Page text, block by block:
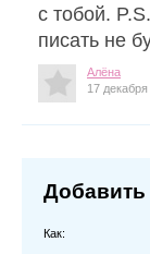
с тобой.
писать не
Алёна
17
Как: